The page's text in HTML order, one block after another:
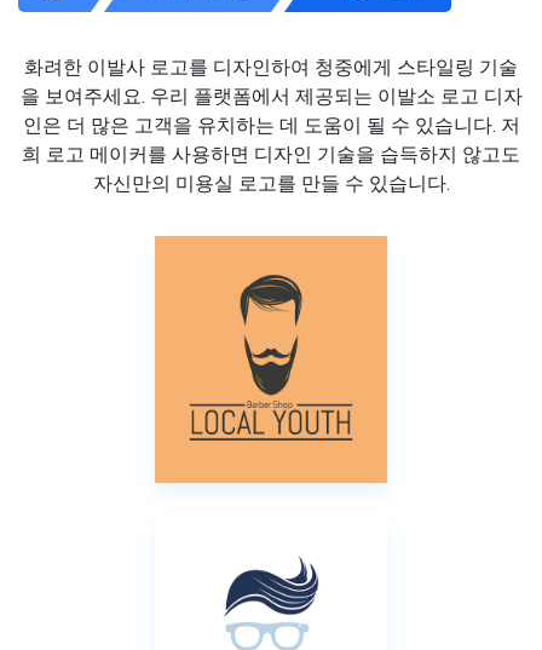
화려한 이발사 로고를 디자인하여 청중에게 스타일링 기술
을 보여주세요. 우리 플랫폼에서 제공되는 이발소 로고 디자
인은 더 많은 고객을 유치하는 데 도움이 될 수 있습니다. 저
희 로고 메이커를 사용하면 디자인 기술을 습득하지 않고도
자신만의 미용실 로고를 만들 수 있습니다.